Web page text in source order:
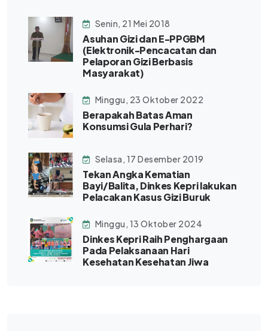
Senin, 21 Mei 2018
Asuhan Gizi dan E-PPGBM
(Elektronik-Pencacatan dan
Pelaporan Gizi Berbasis
Masyarakat)
Minggu, 23 Oktober 2022
Berapakah Batas Aman
Konsumsi Gula Perhari?
Selasa, 17 Desember 2019
Tekan Angka Kematian
Bayi/Balita, Dinkes Kepri lakukan
Pelacakan Kasus Gizi Buruk
Minggu, 13 Oktober 2024
Dinkes Kepri Raih Penghargaan
Pada Pelaksanaan Hari
Kesehatan Kesehatan Jiwa